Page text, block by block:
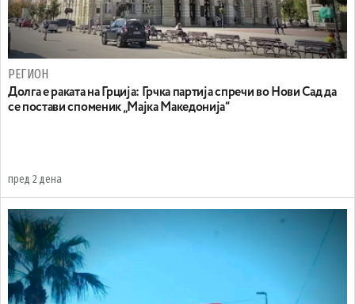
РЕГИОН
Долга е раката на Грција: Грчка партија спречи во Нови Сад да
се постави споменик „Мајка Македонија“
пред 2 дена